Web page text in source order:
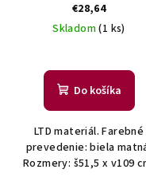
€28,64
Skladom(1 ks)
Do košíka
LTD materiál. Farebné
prevedenie: biela
Rozmery: š51,5 x v109